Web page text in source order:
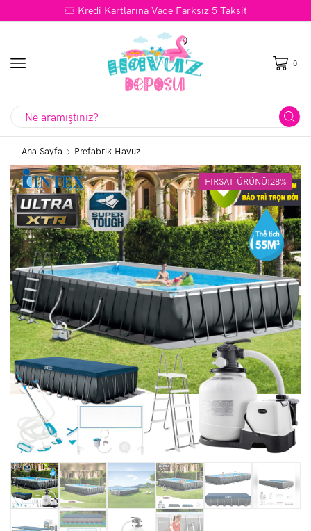
Kredi Kartlarına Vade Farksız 5 Taksit
0
input
Ana Sayfa Prefabrik Havuz
FIRSAT ÜRÜNÜ!28%